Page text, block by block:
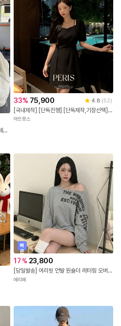
[살안타템!/오버핏] 여름 봄 간절기 긴팔 체크 시스루 오버핏 셔츠 남방 4color
33% 75,900 4.8 (52)
[국내제작] [단독진행] [단독제작,기장선택] 2기장 페리스 하트넥 슬릿 반팔 원피스 하객룩원피스 상견례룩/데이트룩/소개팅룩/격식룩/하객룩 op15266
아뜨랑스
빠
른
출
발
17% 23,800
[당일발송] 여리핏 언발 원숄더 레터링 오버핏 맨투맨 (2COLOR)
에리페